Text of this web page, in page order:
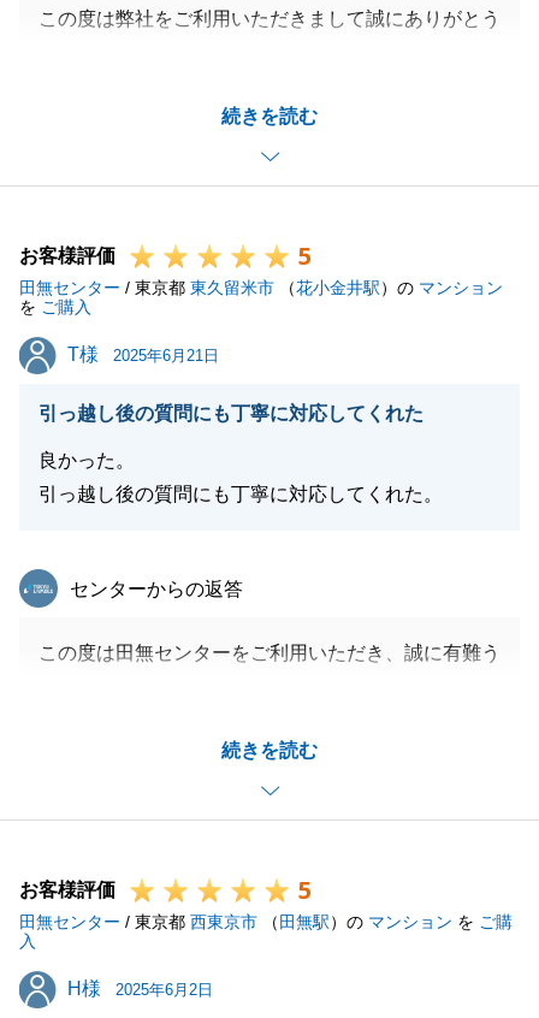
続きを読む
この度は弊社をご利用いただきまして誠にありがとう
せ、ご購入先を見つけられた事がとても印象的でし
ご契約からお引渡しまでの間も常に迅速なご協力をい
引き続き不動産の事で何かありましたら、いつでもお
気兼ねなくお申し出くださいませ。
今後とも何卒よろしくお願い申し上げます。
閉じる
お客様評価 5
田無センター / 東京都 東久留米市 （花小金井駅）の マンション
を ご購入
T様
T様 2025年6月21日
引っ越し後の質問にも丁寧に対応してくれた
良かった。
引っ越し後の質問にも丁寧に対応してくれた。
続きを読む
東急リバブル
センターからの返答
この度は田無センターをご利用いただき、誠に有難う
今後もなにかご相談ございましたら、ご連絡をお待ち
今後ともよろしくお願い申し上げます。
閉じる
お客様評価 5
田無センター / 東京都 西東京市 （ 田無駅）の マンション を ご購
入
H様
H様 2025年6月2日